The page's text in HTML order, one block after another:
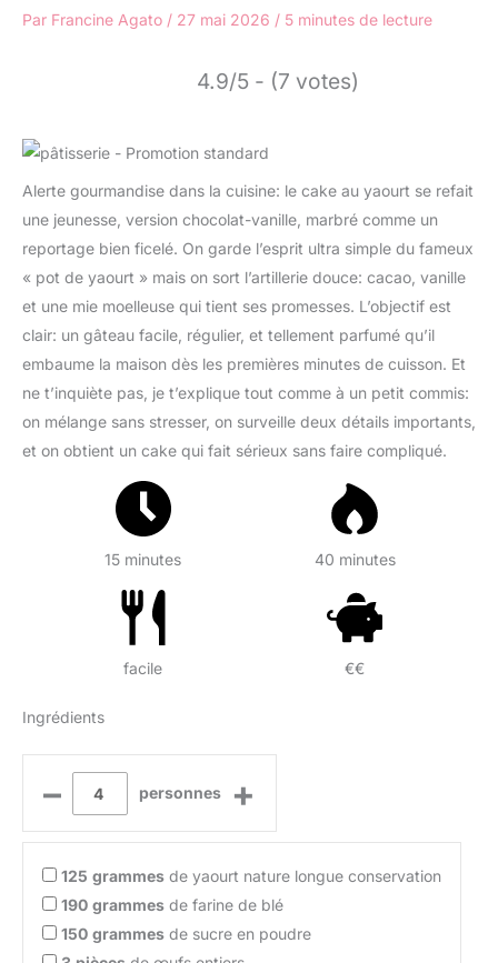
Par Francine Agato / 27 mai 2026 / 5 minutes de lecture
4.9/5 - (7 votes)
Alerte gourmandise dans la cuisine: le cake au yaourt se refait
une jeunesse, version chocolat-vanille, marbré comme un
reportage bien ficelé. On garde l’esprit ultra simple du fameux
« pot de yaourt » mais on sort l’artillerie douce: cacao, vanille
et une mie moelleuse qui tient ses promesses. L’objectif est
clair: un gâteau facile, régulier, et tellement parfumé qu’il
embaume la maison dès les premières minutes de cuisson. Et
ne t’inquiète pas, je t’explique tout comme à un petit commis:
on mélange sans stresser, on surveille deux détails importants,
et on obtient un cake qui fait sérieux sans faire compliqué.
15 minutes 40 minutes
facile €€
Ingrédients
– personnes +
125 grammes de yaourt nature longue conservation
190 grammes de farine de blé
150 grammes de sucre en poudre